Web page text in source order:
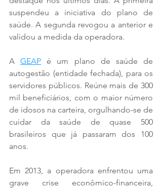
suspendeu a iniciativa do plano de
saúde. A segunda revogou a anterior e
validou a medida da operadora.
A GEAP é um plano de saúde de
autogestão (entidade fechada), para os
servidores públicos. Reúne mais de 300
mil beneficiários, com o maior número
de idosos na carteira, orgulhando-se de
cuidar da saúde de quase 500
brasileiros que já passaram dos 100
anos.
Em 2013, a operadora enfrentou uma
grave crise econômico-financeira,